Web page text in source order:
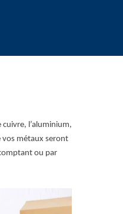
l’aluminium,
vos métaux seront
ou par